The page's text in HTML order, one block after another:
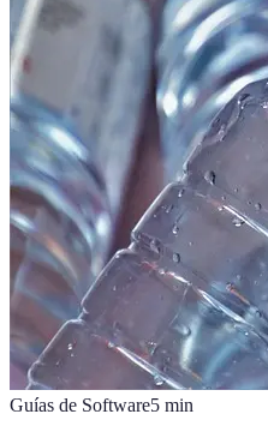
Guías de Software5 min